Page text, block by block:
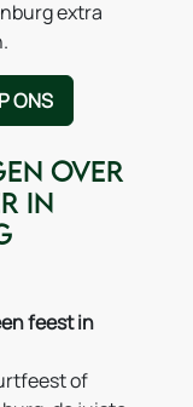
extra
ONS
over
in
feest in
of